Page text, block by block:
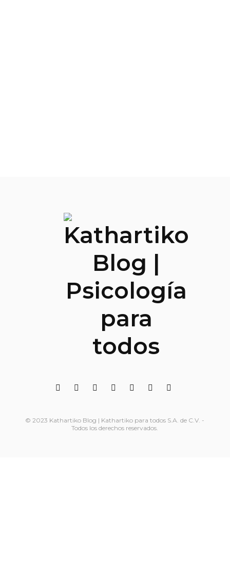
© 2023 Kathartiko Blog | Kathartiko para todos S.A. de C.V. -
Todos los derechos reservados.